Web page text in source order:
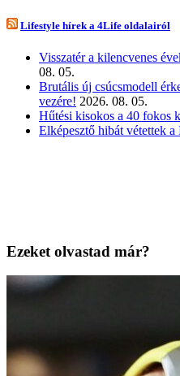
Lifestyle hírek a 4Life oldalairól
Visszatér a kilencvenes
08. 05.
Brutális új csúcsmodell
vezére! 2026. 08. 05.
Hűtési kisokos a 40 fokos
Elképesztő hibát vétettek a
Ezeket olvastad már?